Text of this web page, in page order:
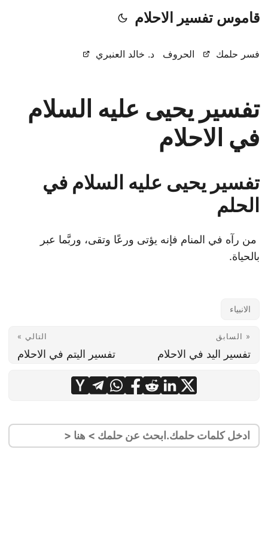
قاموس تفسير الاحلام
فسر حلمك الحروف د. خالد العنبري
تفسير يحيى عليه السلام
في الاحلام
تفسير يحيى عليه السلام في
الحلم
من رآه في المنام فإنه يؤتى ورعًا وتقى، وربَّما عبر
بالحياة.
الانبياء
« السابق
تفسير اليد في الاحلام
التالي »
تفسير اليتم في الاحلام